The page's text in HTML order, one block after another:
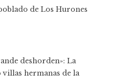
de Los Hurones
deshorden»: La
villas hermanas de la